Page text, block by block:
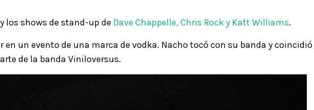
los shows de stand-up de Dave Chappelle,Chris Rocky Katt Williams.
un evento de una marca de vodka. Nacho tocó con su banda y
de la banda Viniloversus.